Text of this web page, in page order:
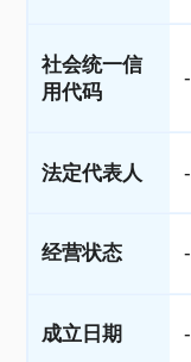
社会统一信
用代码
-
法定代表人 -
经营状态 -
成立日期 -